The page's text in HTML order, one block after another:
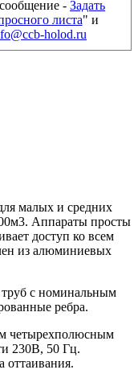
- Задать
листа" и
holod.ru
малых и средних
Аппараты просты
доступ ко всем
из алюминиевых
с номинальным
ребра.
четырехполюсным
230В, 50 Гц.
оттаивания.